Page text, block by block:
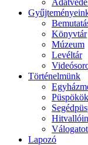
Könyvtár
Múzeum
Levéltár
Történelmünk
Püspökök
Lapozó